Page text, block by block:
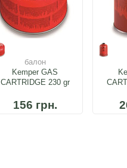
балон
Kemper GAS
CARTRIDGE 230 gr
156 грн.